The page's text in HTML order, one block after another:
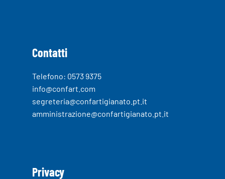
Contatti
Telefono: 0573 9375
info@confart.com
segreteria@confartigianato.pt.it
amministrazione@confartigianato.pt.it
Privacy